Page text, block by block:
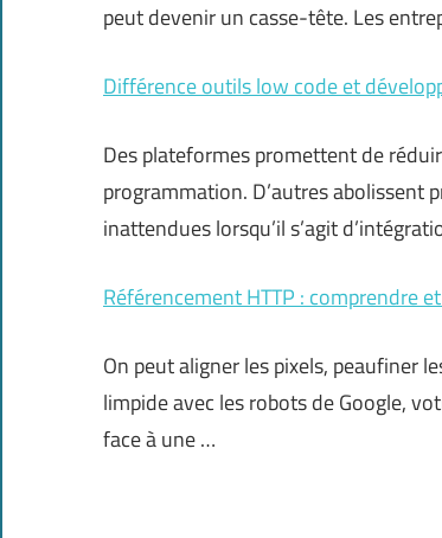
peut devenir un casse-tête. Les
Différence outils low code et
Des plateformes promettent de
programmation. D’autres
inattendues lorsqu’il s’agit
Référencement HTTP : comprendre
On peut aligner les pixels, peaufiner
limpide avec les robots de Google,
face à une …